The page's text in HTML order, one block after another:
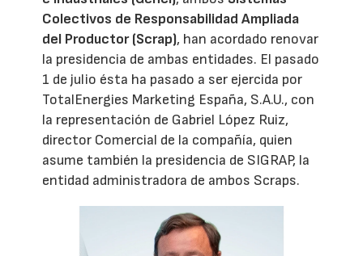
Colectivos de Responsabilidad Ampliada
del Productor (Scrap), han acordado renovar
la presidencia de ambas entidades. El pasado
1 de julio ésta ha pasado a ser ejercida por
TotalEnergies Marketing España, S.A.U., con
la representación de Gabriel López Ruiz,
director Comercial de la compañía, quien
asume también la presidencia de SIGRAP, la
entidad administradora de ambos Scraps.